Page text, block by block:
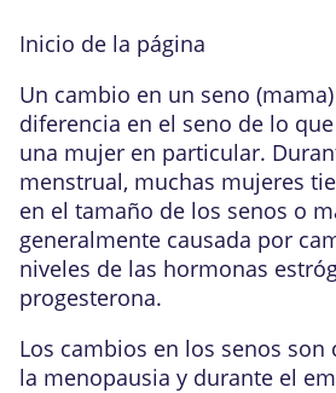
Inicio de la página
Un cambio en un seno
diferencia en el seno de lo
una mujer en particular.
menstrual, muchas mujeres
en el tamaño de los senos o
generalmente causada por
niveles de las hormonas
progesterona.
Los cambios en los senos son
la menopausia y durante el